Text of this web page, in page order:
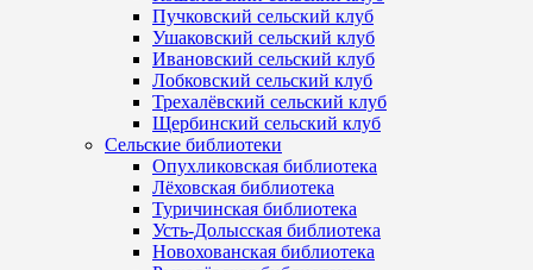
Пучковский сельский клуб
Ушаковский сельский клуб
Ивановский сельский клуб
Лобковский сельский клуб
Трехалёвский сельский клуб
Щербинский сельский клуб
Сельские библиотеки
Опухликовская библиотека
Лёховская библиотека
Туричинская библиотека
Усть-Долысская библиотека
Новохованская библиотека